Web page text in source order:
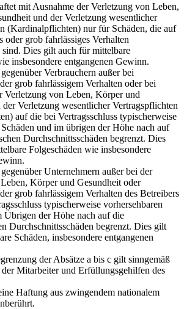
mit Ausnahme der Verletzung von Leben,
und der Verletzung wesentlicher
(Kardinalpflichten) nur für Schäden, die auf
oder grob fahrlässiges Verhalten
Dies gilt auch für mittelbare
insbesondere entgangenen Gewinn.
Verbrauchern außer bei
grob fahrlässigem Verhalten oder bei
Verletzung von Leben, Körper und
Verletzung wesentlicher Vertragspflichten
auf die bei Vertragsschluss typischerweise
und im übrigen der Höhe nach auf
Durchschnittsschäden begrenzt. Dies
Folgeschäden wie insbesondere
Unternehmern außer bei der
Körper und Gesundheit oder
grob fahrlässigem Verhalten des Betreibers
typischerweise vorhersehbaren
Übrigen der Höhe nach auf die
Durchschnittsschäden begrenzt. Dies gilt
Schäden, insbesondere entgangenen
der Absätze a bis c gilt sinngemäß
der Mitarbeiter und Erfüllungsgehilfen des
Haftung aus zwingendem nationalem